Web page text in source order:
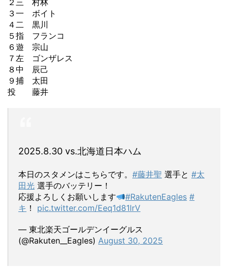
２三 村林
３一 ボイト
４二 黒川
５指 フランコ
６遊 宗山
７左 ゴンザレス
８中 辰己
９捕 太田
投 藤井
2025.8.30 vs.北海道日本ハム
本日のスタメンはこちらです。 #藤井聖 選手と #太
田光 選手のバッテリー！
応援よろしくお願いします
#RakutenEagles #
キ ！ pic.twitter.com/Eeq1d81lrV
— 東北楽天ゴールデンイーグルス
(@Rakuten__Eagles) August 30, 2025